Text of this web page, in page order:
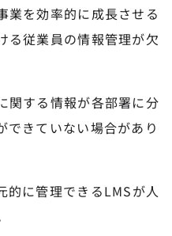
業を効率的に成長させる
る従業員の情報管理が欠
関する情報が各部署に分
できていない場合があり
的に管理できるLMSが人